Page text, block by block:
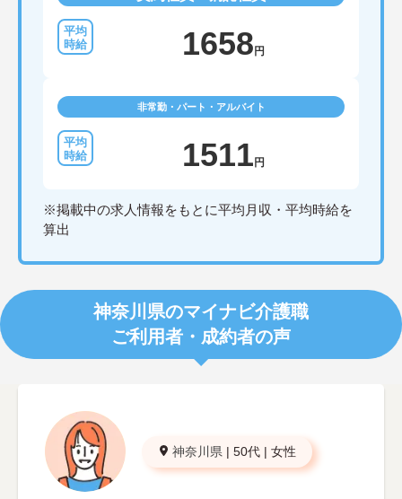
1658 円
非常勤・パート・アルバイト
1511 円
※掲載中の求人情報をもとに平均月収・平均時給を
算出
神奈川県のマイナビ介護職
ご利用者・成約者の声
神奈川県 | 50代 | 女性